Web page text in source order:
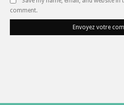
comment.
Envoyez votre